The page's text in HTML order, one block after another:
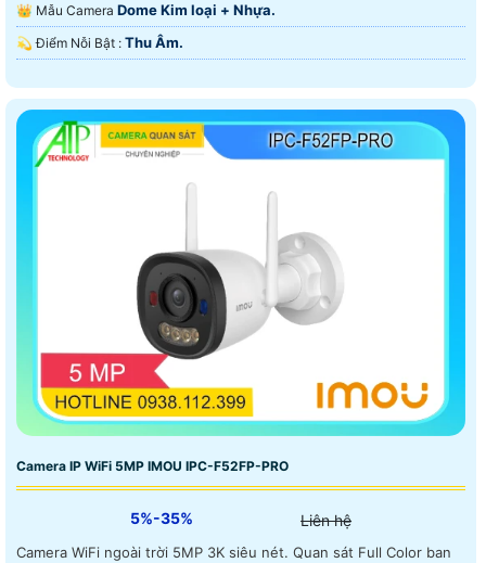
👑 Mẫu Camera Dome Kim loại + Nhựa.
️💫 Điểm Nỗi Bật : Thu Âm.
Camera IP WiFi 5MP IMOU IPC-F52FP-PRO
5%-35% Liên hệ
Camera WiFi ngoài trời 5MP 3K siêu nét. Quan sát Full Color ban